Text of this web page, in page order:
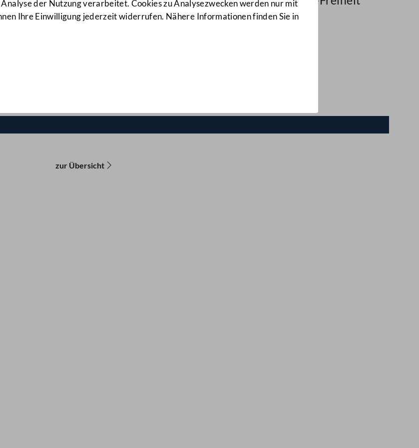
der Nutzung verarbeitet. Cookies zu Analysezwecken werden nur mit
Ihre Einwilligung jederzeit widerrufen. Nähere Informationen finden Sie in
„Impf-Freiheit“
zur Übersicht